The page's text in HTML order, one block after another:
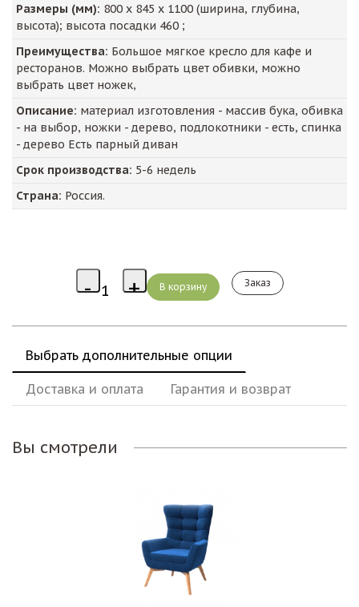
Размеры (мм): 800 х 845 х 1100 (ширина, глубина,
высота); высота посадки 460 ;
Преимущества: Большое мягкое кресло для кафе и
ресторанов. Можно выбрать цвет обивки, можно
выбрать цвет ножек,
Описание: материал изготовления - массив бука, обивка
- на выбор, ножки - дерево, подлокотники - есть, спинка
- дерево Есть парный диван
Срок производства: 5-6 недель
Страна: Россия.
Заказ
Выбрать дополнительные опции
Доставка и оплата Гарантия и возврат
Вы смотрели